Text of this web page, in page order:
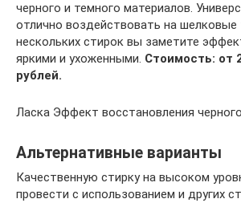
черного и темного материалов.
отлично воздействовать на шелковые
нескольких стирок вы заметите
яркими и ухоженными. Стоимость: от
рублей.
Ласка Эффект восстановления
Альтернативные варианты
Качественную стирку на высоком
провести с использованием и других